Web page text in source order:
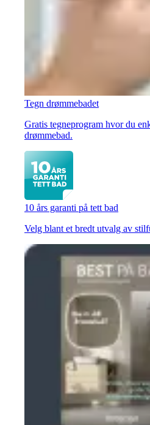
Tegn drømmebadet
Gratis tegneprogram hvor du
drømmebad.
10 års garanti på tett bad
Velg blant et bredt utvalg av